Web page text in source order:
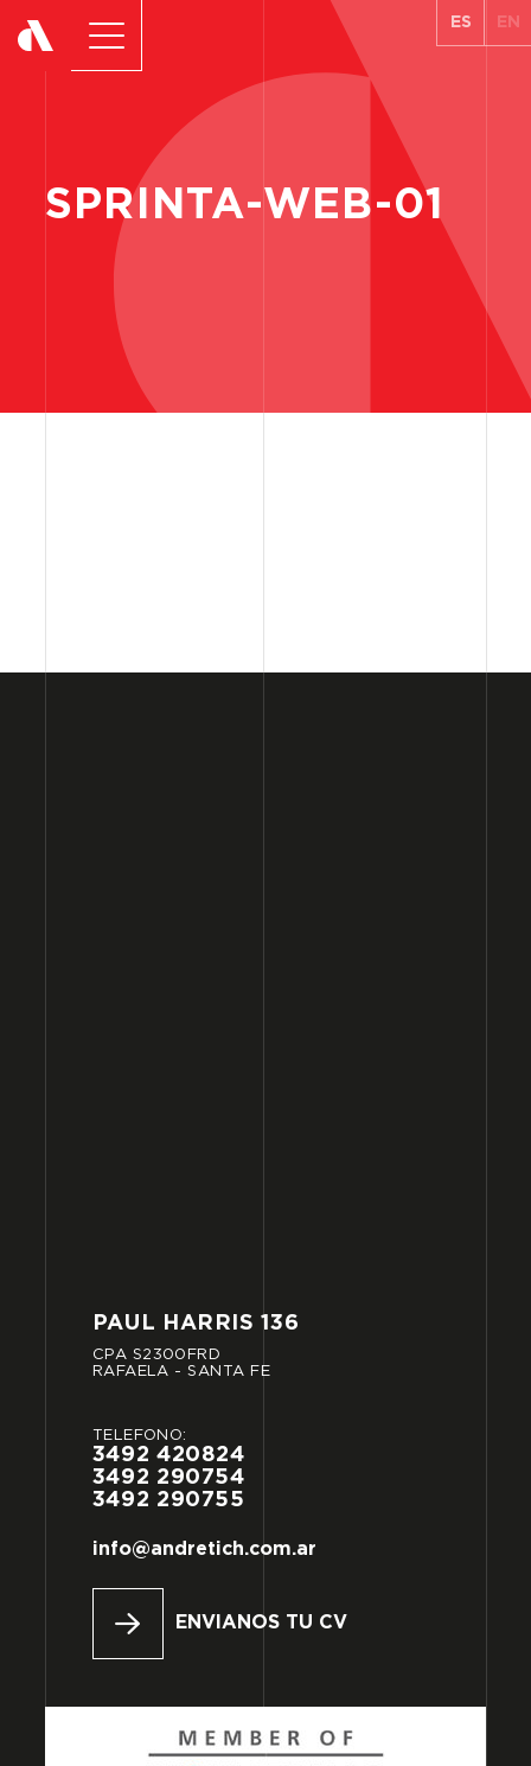
ES EN
SPRINTA-WEB-01
PAUL HARRIS 136
CPA S2300FRD
RAFAELA
- SANTA FE
TELÉFONO:
3492 420824
3492 290754
3492 290755
info@andretich.com.ar
ENVIANOS TU CV